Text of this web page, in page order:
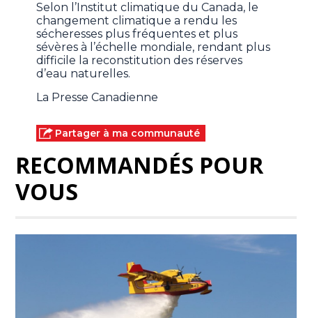
Selon l’Institut climatique du Canada, le
changement climatique a rendu les
sécheresses plus fréquentes et plus
sévères à l’échelle mondiale, rendant plus
difficile la reconstitution des réserves
d’eau naturelles.
La Presse Canadienne
Partager à ma communauté
RECOMMANDÉS POUR
VOUS